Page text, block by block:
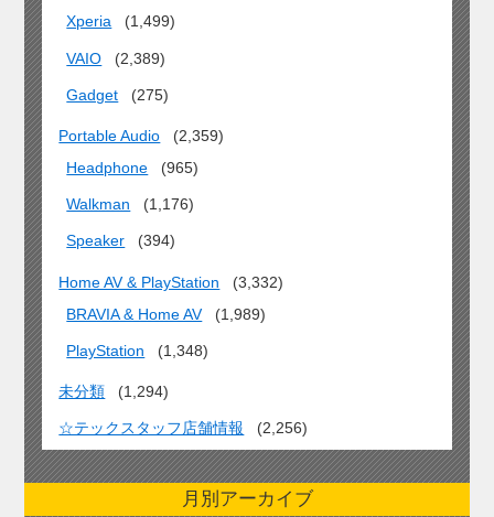
Xperia
(1,499)
VAIO (2,389)
Gadget (275)
Portable Audio
(2,359)
Headphone
(965)
Walkman (1,176)
Speaker (394)
Home AV & PlayStation
(3,332)
BRAVIA & Home AV
(1,989)
PlayStation (1,348)
未分類 (1,294)
☆テックスタッフ店舗情報 (2,256)
月別アーカイブ